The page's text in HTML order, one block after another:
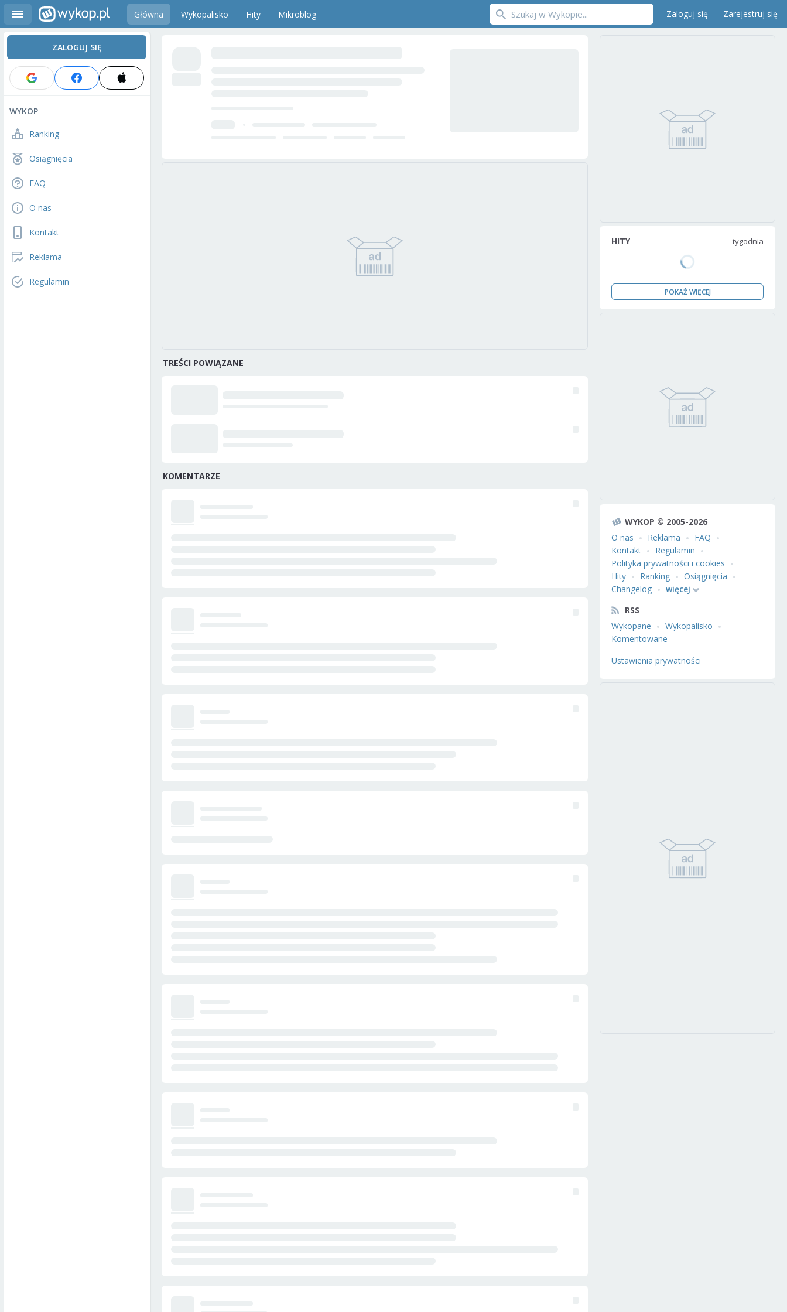
Główna Wykopalisko Hity Mikroblog Zaloguj się Zarejestruj się
ZALOGUJ SIĘ
WYKOP
Ranking
Osiągnięcia
FAQ
O nas
Kontakt
Reklama
Regulamin
TREŚCI POWIĄZANE
KOMENTARZE
HITY tygodnia
POKAŻ WIĘCEJ
WYKOP © 2005-2026
O nas
Reklama
FAQ
Kontakt
Regulamin
Polityka prywatności i cookies
Hity
Ranking
Osiągnięcia
Changelog
więcej
RSS
Wykopane
Wykopalisko
Komentowane
Ustawienia prywatności